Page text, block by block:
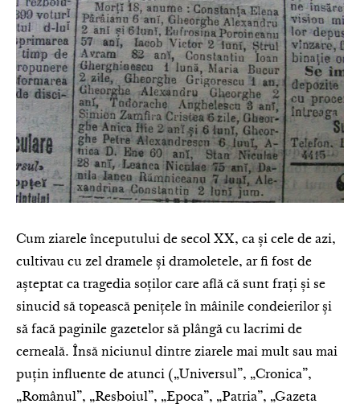
Cum ziarele începutului de secol XX, ca și cele de azi,
cultivau cu zel dramele și dramoletele, ar fi fost de
așteptat ca tragedia soților care află că sunt frați și se
sinucid să topească penițele în mâinile condeierilor și
să facă paginile gazetelor să plângă cu lacrimi de
cerneală. Însă niciunul dintre ziarele mai mult sau mai
puțin influente de atunci („Universul”, „Cronica”,
„Românul”, „Resboiul”, „Epoca”, „Patria”, „Gazeta